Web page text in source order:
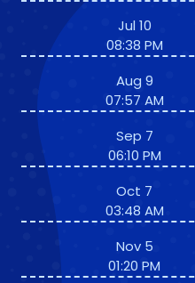
Jul 10
08:38 PM
Aug 9
07:57 AM
Sep 7
06:10 PM
Oct 7
03:48 AM
Nov 5
01:20 PM